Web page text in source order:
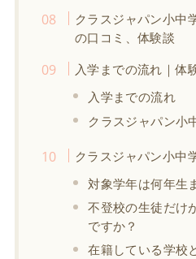
クラスジャパン小中
の口コミ、体験談
入学までの流れ｜体
入学までの流れ
クラスジャパン小
クラスジャパン小中
対象学年は何年生
不登校の生徒だけ
ですか？
在籍している学校